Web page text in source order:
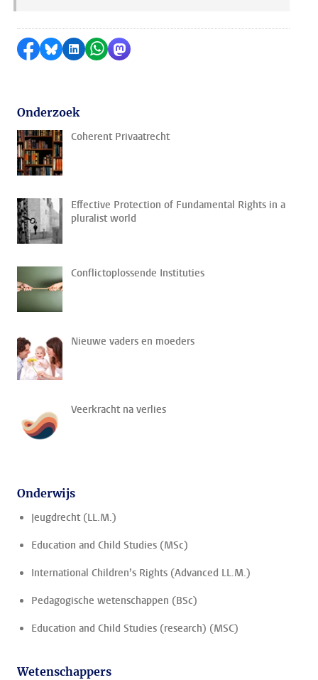
Delen op Facebook
Delen via Bluesky
Delen op LinkedIn
Delen via WhatsApp
Delen via Mastodon
Onderzoek
Coherent Privaatrecht
Effective Protection of Fundamental Rights in a
pluralist world
Conflictoplossende Instituties
Nieuwe vaders en moeders
Veerkracht na verlies
Onderwijs
Jeugdrecht (LL.M.)
Education and Child Studies (MSc)
International Children’s Rights (Advanced LL.M.)
Pedagogische wetenschappen (BSc)
Education and Child Studies (research) (MSC)
Wetenschappers